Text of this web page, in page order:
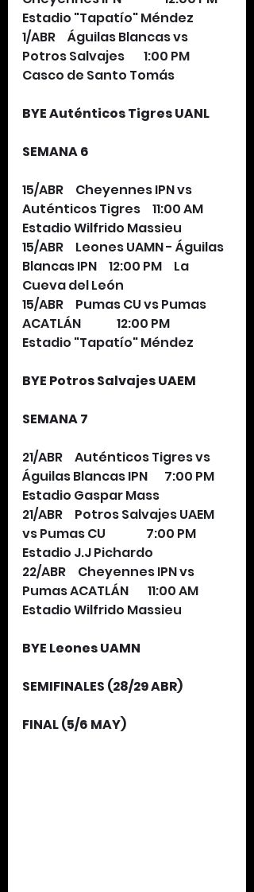
Estadio "Tapatío" Méndez
1/ABR     Águilas Blancas vs
Potros Salvajes        1:00 PM
Casco de Santo Tomás
BYE Auténticos Tigres UANL
SEMANA 6
15/ABR     Cheyennes IPN vs
Auténticos Tigres     11:00 AM
Estadio Wilfrido Massieu
15/ABR     Leones UAMN - Águilas
Blancas IPN     12:00 PM     La
Cueva del León
15/ABR     Pumas CU vs Pumas
ACATLÁN               12:00 PM
Estadio "Tapatío" Méndez
BYE Potros Salvajes UAEM
SEMANA 7
21/ABR     Auténticos Tigres vs
Águilas Blancas IPN       7:00 PM
Estadio Gaspar Mass
21/ABR     Potros Salvajes UAEM
vs Pumas CU                 7:00 PM
Estadio J.J Pichardo
22/ABR     Cheyennes IPN vs
Pumas ACATLÁN        11:00 AM
Estadio Wilfrido Massieu
BYE Leones UAMN
SEMIFINALES (28/29 ABR)
FINAL (5/6 MAY)